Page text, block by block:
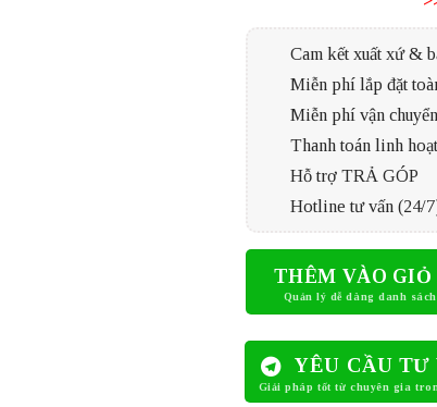
Cam kết xuất xứ &
Miễn phí lắp đặt
Miễn phí vận
Thanh toán linh hoạt
Hỗ trợ TRẢ GÓP
Hotline tư vấn (24/
THÊM VÀO GIỎ
YÊU CẦU TƯ